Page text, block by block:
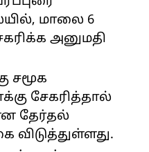
மாலை 6
அனுமதி
சமூக
சேகரித்தால்
தேர்தல்